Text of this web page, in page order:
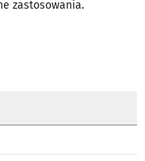
zastosowania.